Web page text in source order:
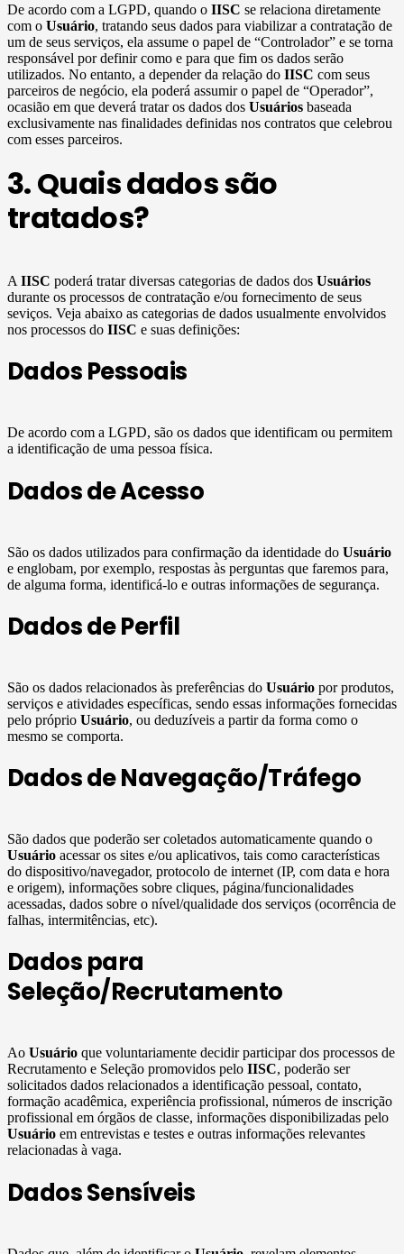
De acordo com a LGPD, quando o IISC se relaciona diretamente
com o Usuário, tratando seus dados para viabilizar a contratação de
um de seus serviços, ela assume o papel de “Controlador” e se torna
responsável por definir como e para que fim os dados serão
utilizados. No entanto, a depender da relação do IISC com seus
parceiros de negócio, ela poderá assumir o papel de “Operador”,
ocasião em que deverá tratar os dados dos Usuários baseada
exclusivamente nas finalidades definidas nos contratos que celebrou
com esses parceiros.
3. Quais dados são
tratados?
A IISC poderá tratar diversas categorias de dados dos Usuários
durante os processos de contratação e/ou fornecimento de seus
seviços. Veja abaixo as categorias de dados usualmente envolvidos
nos processos do IISC e suas definições:
Dados Pessoais
De acordo com a LGPD, são os dados que identificam ou permitem
a identificação de uma pessoa física.
Dados de Acesso
São os dados utilizados para confirmação da identidade do Usuário
e englobam, por exemplo, respostas às perguntas que faremos para,
de alguma forma, identificá-lo e outras informações de segurança.
Dados de Perfil
São os dados relacionados às preferências do Usuário por produtos,
serviços e atividades específicas, sendo essas informações fornecidas
pelo próprio Usuário, ou deduzíveis a partir da forma como o
mesmo se comporta.
Dados de Navegação/Tráfego
São dados que poderão ser coletados automaticamente quando o
Usuário acessar os sites e/ou aplicativos, tais como características
do dispositivo/navegador, protocolo de internet (IP, com data e hora
e origem), informações sobre cliques, página/funcionalidades
acessadas, dados sobre o nível/qualidade dos serviços (ocorrência de
falhas, intermitências, etc).
Dados para
Seleção/Recrutamento
Ao Usuário que voluntariamente decidir participar dos processos de
Recrutamento e Seleção promovidos pelo IISC, poderão ser
solicitados dados relacionados a identificação pessoal, contato,
formação acadêmica, experiência profissional, números de inscrição
profissional em órgãos de classe, informações disponibilizadas pelo
Usuário em entrevistas e testes e outras informações relevantes
relacionadas à vaga.
Dados Sensíveis